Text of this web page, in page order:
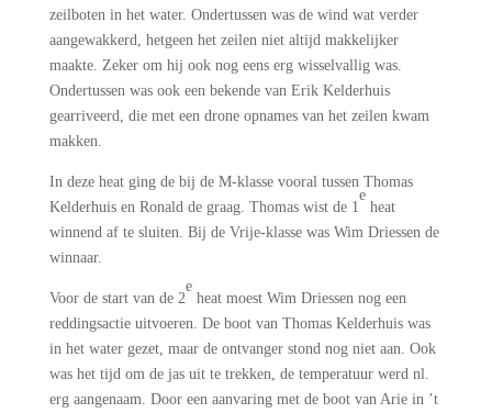
zeilboten in het water. Ondertussen was de wind wat verder
aangewakkerd, hetgeen het zeilen niet altijd makkelijker
maakte. Zeker om hij ook nog eens erg wisselvallig was.
Ondertussen was ook een bekende van Erik Kelderhuis
gearriveerd, die met een drone opnames van het zeilen kwam
makken.
In deze heat ging de bij de M-klasse vooral tussen Thomas
Kelderhuis en Ronald de graag. Thomas wist de 1
e
heat
winnend af te sluiten. Bij de Vrije-klasse was Wim Driessen de
winnaar.
Voor de start van de 2
e
heat moest Wim Driessen nog een
reddingsactie uitvoeren. De boot van Thomas Kelderhuis was
in het water gezet, maar de ontvanger stond nog niet aan. Ook
was het tijd om de jas uit te trekken, de temperatuur werd nl.
erg aangenaam. Door een aanvaring met de boot van Arie in ’t